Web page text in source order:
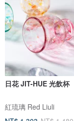
日花 JIT-HUE 光飲杯
紅琉璃 Red Liuli